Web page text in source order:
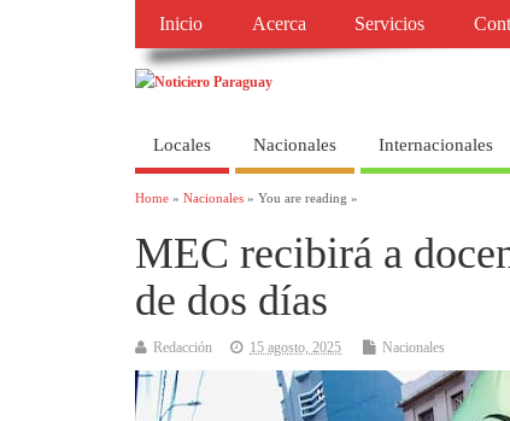
Inicio Acerca Servicios
Locales Nacionales Internacionales
Home » Nacionales » You are reading »
MEC recibirá a
de dos días
Redacción 15 agosto, 2025 Nacionales